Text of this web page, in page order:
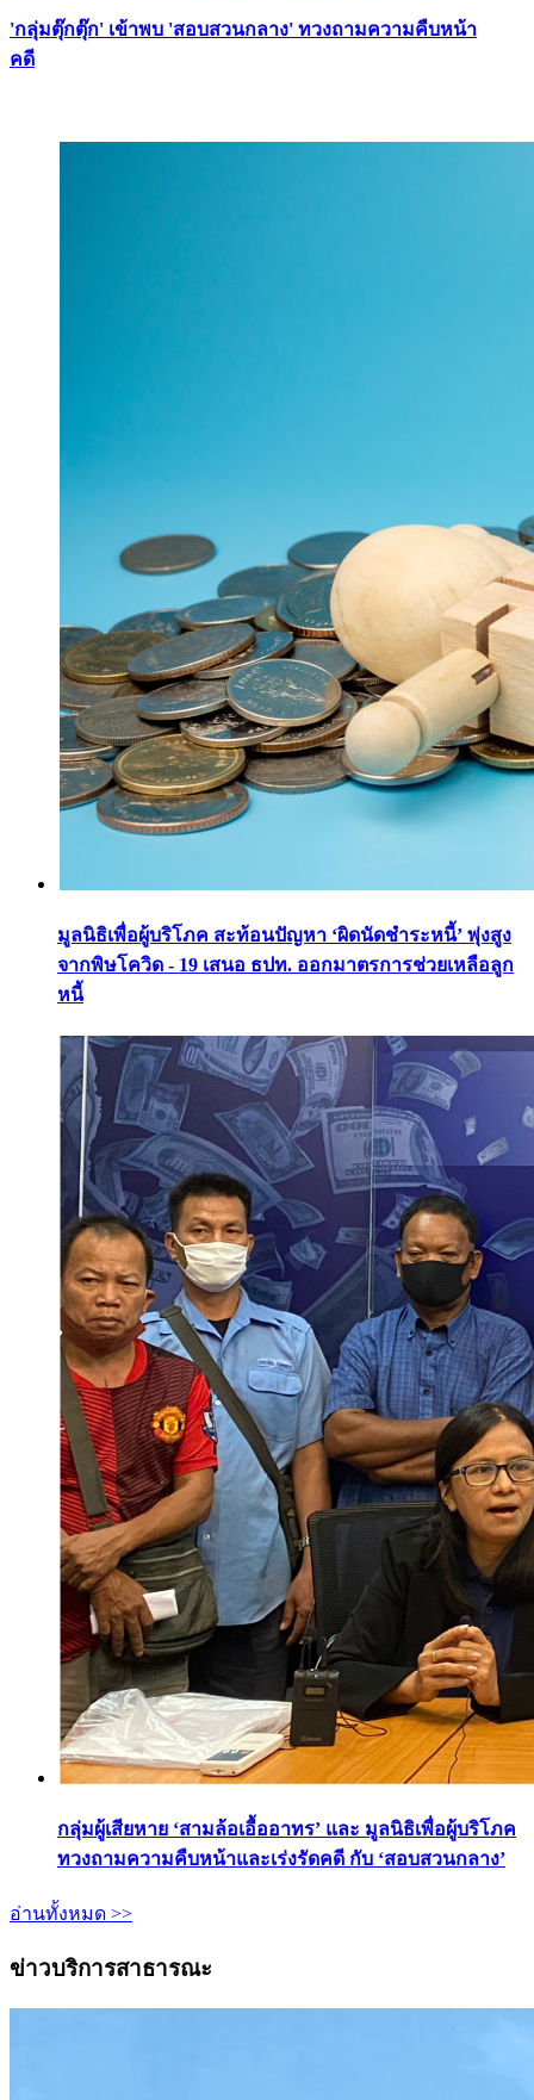
'กลุ่มตุ๊กตุ๊ก' เข้าพบ 'สอบสวนกลาง' ทวงถามความคืบหน้า
คดี
มูลนิธิเพื่อผู้บริโภค สะท้อนปัญหา ‘ผิดนัดชำระหนี้’ พุ่งสูง
จากพิษโควิด - 19 เสนอ ธปท. ออกมาตรการช่วยเหลือลูก
หนี้
กลุ่มผู้เสียหาย ‘สามล้อเอื้ออาทร’ และ มูลนิธิเพื่อผู้บริโภค
ทวงถามความคืบหน้าและเร่งรัดคดี กับ ‘สอบสวนกลาง’
อ่านทั้งหมด >>
ข่าวบริการสาธารณะ